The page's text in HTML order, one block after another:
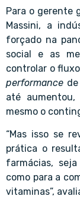
Para o gerente
Massini, a
forçado na
social e as
controlar o
performance
até
mesmo o
“Mas isso se
prática o
farmácias,
como para a
vitaminas”,